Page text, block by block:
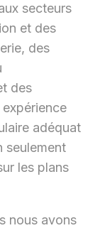
secteurs
et des
des
des
adéquat
seulement
les plans
nous avons